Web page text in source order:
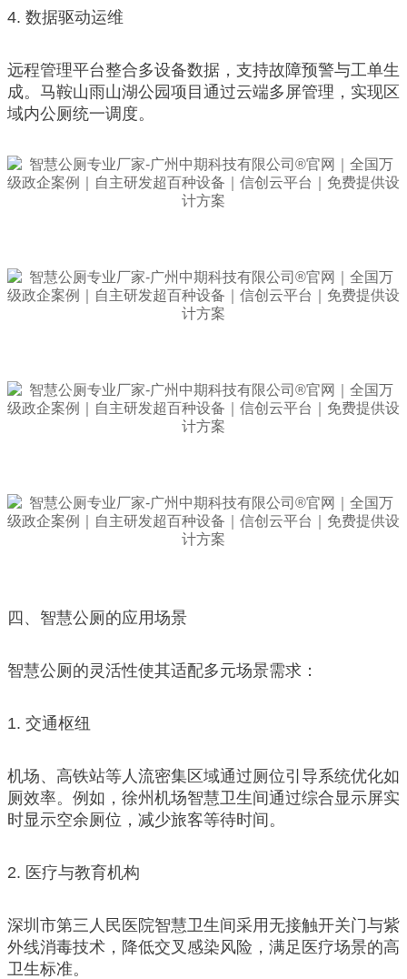
4. 数据驱动运维
远程管理平台整合多设备数据，支持故障预警与工单生
成。马鞍山雨山湖公园项目通过云端多屏管理，实现区
域内公厕统一调度。
四、智慧公厕的应用场景
智慧公厕的灵活性使其适配多元场景需求：
1. 交通枢纽
机场、高铁站等人流密集区域通过厕位引导系统优化如
厕效率。例如，徐州机场智慧卫生间通过综合显示屏实
时显示空余厕位，减少旅客等待时间。
2. 医疗与教育机构
深圳市第三人民医院智慧卫生间采用无接触开关门与紫
外线消毒技术，降低交叉感染风险，满足医疗场景的高
卫生标准。